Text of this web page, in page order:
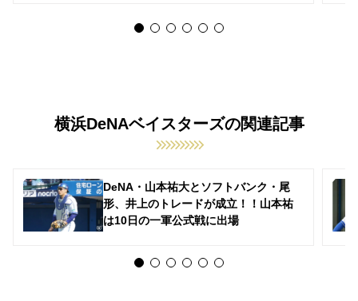
横浜DeNAベイスターズの関連記事
DeNA・山本祐大とソフトバンク・尾
形、井上のトレードが成立！！山本祐
は10日の一軍公式戦に出場